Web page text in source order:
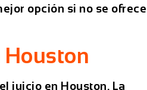
opción si no se ofrece
Houston
juicio en Houston. La